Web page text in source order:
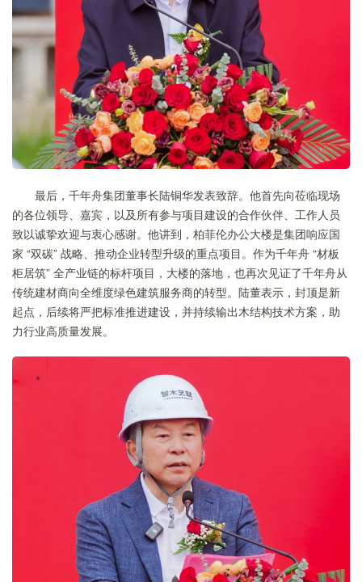
最后，千年舟集团董事长陆铜华发表致辞。他首先向莅临现场
的各位领导、嘉宾，以及所有参与项目建设的合作伙伴、工作人员
致以诚挚欢迎与衷心感谢。他讲到，柏菲伦办公大楼是集团响应国
家 “双碳” 战略、推动企业转型升级的重点项目。作为千年舟 “材板
柜居筑” 全产业链的标杆项目，大楼的落地，也再次见证了千年舟从
传统建材商向全维度绿色建筑服务商的转型。陆董表示，封顶是新
起点，后续将严把标准推进建设，并持续输出木结构技术方案，助
力行业高质量发展。